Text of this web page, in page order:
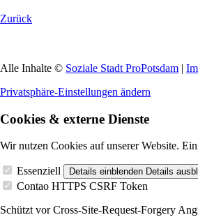
Zurück
Alle Inhalte © Soziale Stadt ProPotsdam |
Privatsphäre-Einstellungen ändern
Cookies & externe Dienste
Wir nutzen Cookies auf unserer Website.
Essenziell Details einblenden Details
Contao HTTPS CSRF Token
Schützt vor Cross-Site-Request-Forgery